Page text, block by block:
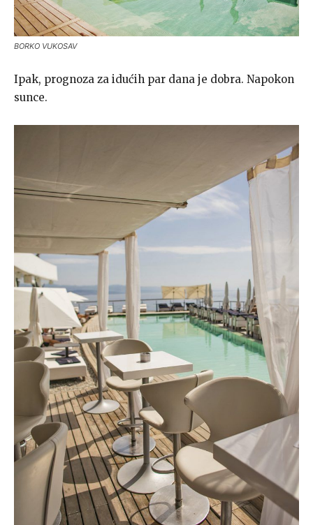
BORKO VUKOSAV
Ipak, prognoza za idućih par dana je dobra. Napokon
sunce.